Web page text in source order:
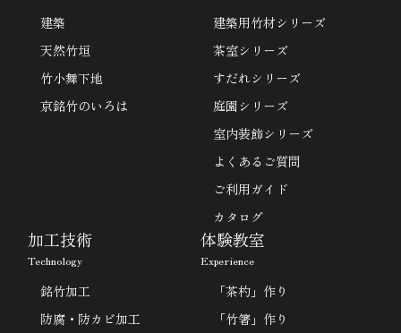
建築
天然竹垣
竹小舞下地
京銘竹のいろは
建築用竹材シリーズ
茶室シリーズ
すだれシリーズ
庭園シリーズ
室内装飾シリーズ
よくあるご質問
ご利用ガイド
カタログ
加工技術
Technology
銘竹加工
防腐・防カビ加工
体験教室
Experience
「茶杓」作り
「竹箸」作り